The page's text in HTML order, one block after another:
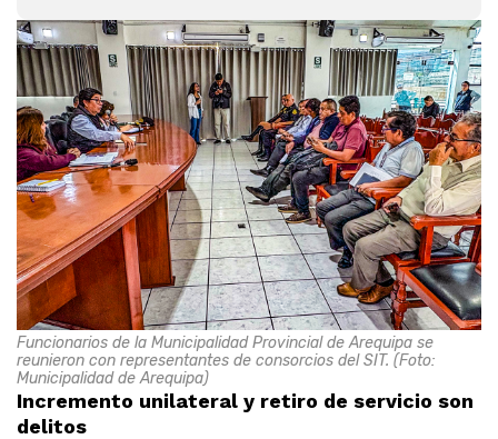
Funcionarios de la Municipalidad Provincial de Arequipa se
reunieron con representantes de consorcios del SIT. (Foto:
Municipalidad de Arequipa)
Incremento unilateral y retiro de servicio son
delitos